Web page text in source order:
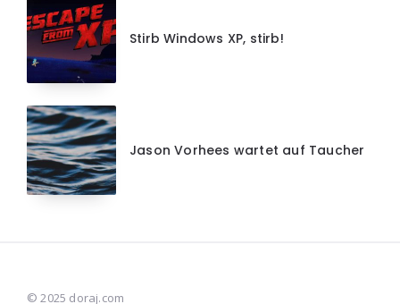
Stirb Windows XP, stirb!
Jason Vorhees wartet auf Taucher
© 2025 doraj.com